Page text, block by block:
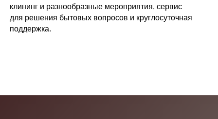
клининг и разнообразные мероприятия, сервис
для решения бытовых вопросов и круглосуточная
поддержка.